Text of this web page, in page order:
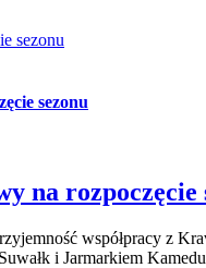
sezonu
sezonu
na rozpoczęcie
współpracy z
i Jarmarkiem